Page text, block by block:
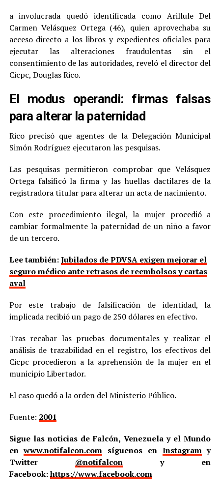
a involucrada quedó identificada como Arillule Del
Carmen Velásquez Ortega (46), quien aprovechaba su
acceso directo a los libros y expedientes oficiales para
ejecutar las alteraciones fraudulentas sin el
consentimiento de las autoridades, reveló el director del
Cicpc, Douglas Rico.
El modus operandi: firmas falsas
para alterar la paternidad
Rico precisó que agentes de la Delegación Municipal
Simón Rodríguez ejecutaron las pesquisas.
Las pesquisas permitieron comprobar que Velásquez
Ortega falsificó la firma y las huellas dactilares de la
registradora titular para alterar un acta de nacimiento.
Con este procedimiento ilegal, la mujer procedió a
cambiar formalmente la paternidad de un niño a favor
de un tercero.
Lee también:Jubilados de PDVSA exigen mejorar el
seguro médico ante retrasos de reembolsos y cartas
aval
Por este trabajo de falsificación de identidad, la
implicada recibió un pago de 250 dólares en efectivo.
Tras recabar las pruebas documentales y realizar el
análisis de trazabilidad en el registro, los efectivos del
Cicpc procedieron a la aprehensión de la mujer en el
municipio Libertador.
El caso quedó a la orden del Ministerio Público.
Fuente: 2001
Sigue las noticias de Falcón, Venezuela y el Mundo
enwww.notifalcon.com síguenos en Instagramy
Twitter @notifalcony en
Facebook:https://www.facebook.com